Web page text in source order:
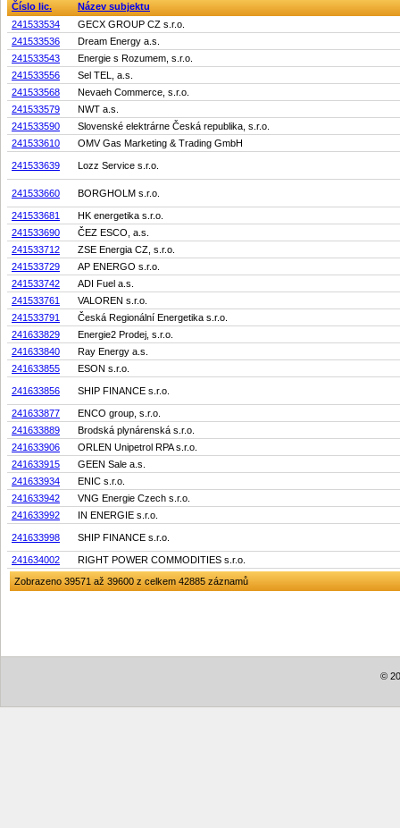
Číslo lic.
Název subjektu
241533534
GECX GROUP CZ s.r.o.
241533536
Dream Energy a.s.
241533543
Energie s Rozumem, s.r.o.
241533556
Sel TEL, a.s.
241533568
Nevaeh Commerce, s.r.o.
241533579
NWT a.s.
241533590
Slovenské elektrárne Česká republika, s.r.o.
241533610
OMV Gas Marketing & Trading GmbH
241533639 Lozz Service s.r.o.
241533660 BORGHOLM s.r.o.
241533681
HK energetika s.r.o.
241533690
ČEZ ESCO, a.s.
241533712
ZSE Energia CZ, s.r.o.
241533729
AP ENERGO s.r.o.
241533742
ADI Fuel a.s.
241533761
VALOREN s.r.o.
241533791
Česká Regionální Energetika s.r.o.
241633829
Energie2 Prodej, s.r.o.
241633840
Ray Energy a.s.
241633855
ESON s.r.o.
241633856 SHIP FINANCE s.r.o.
241633877
ENCO group, s.r.o.
241633889
Brodská plynárenská s.r.o.
241633906
ORLEN Unipetrol RPA s.r.o.
241633915
GEEN Sale a.s.
241633934
ENIC s.r.o.
241633942
VNG Energie Czech s.r.o.
241633992
IN ENERGIE s.r.o.
241633998 SHIP FINANCE s.r.o.
241634002
RIGHT POWER COMMODITIES s.r.o.
Zobrazeno 39571 až 39600 z celkem 42885 záznamů
©